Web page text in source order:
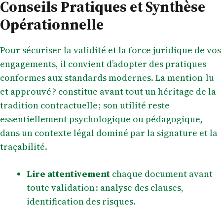
Conseils Pratiques et Synthèse
Opérationnelle
Pour sécuriser la validité et la force juridique de vos
engagements, il convient d’adopter des pratiques
conformes aux standards modernes. La mention lu
et approuvé ? constitue avant tout un héritage de la
tradition contractuelle ; son utilité reste
essentiellement psychologique ou pédagogique,
dans un contexte légal dominé par la signature et la
traçabilité.
Lire attentivement chaque document avant
toute validation : analyse des clauses,
identification des risques.